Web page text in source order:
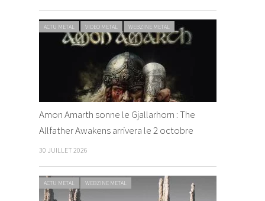
ACTU METAL VIDEO METAL WEBZINE METAL
Amon Amarth sonne le Gjallarhorn : The
Allfather Awakens arrivera le 2 octobre
30 JUILLET 2026
ACTU METAL WEBZINE METAL